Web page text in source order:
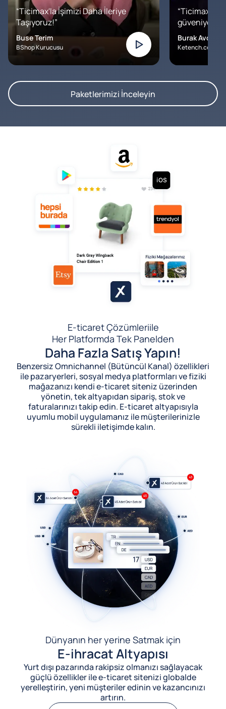
“Ticimax'la İşimizi Daha İleriye
Taşıyoruz!”
Buse Terim
BShop Kurucusu
“Ticimax'a
Burak Avcılar
Ketench.com –
Paketlerimizi İnceleyin
E-ticaret Çözümleriile
Her Platformda Tek Panelden
Daha Fazla Satış Yapın!
Benzersiz Omnichannel (Bütüncül Kanal) özellikleri
ile pazaryerleri, sosyal medya platformları ve fiziki
mağazanızı kendi e-ticaret siteniz üzerinden
yönetin, tek altyapıdan sipariş, stok ve
faturalarınızı takip edin. E-ticaret altyapısıyla
uyumlu mobil uygulamanız ile müşterilerinizle
sürekli iletişimde kalın.
Dünyanın her yerine Satmak için
E-ihracat Altyapısı
Yurt dışı pazarında rakipsiz olmanızı sağlayacak
güçlü özellikler ile e-ticaret sitenizi globalde
yerelleştirin, yeni müşteriler edinin ve kazancınızı
artırın.